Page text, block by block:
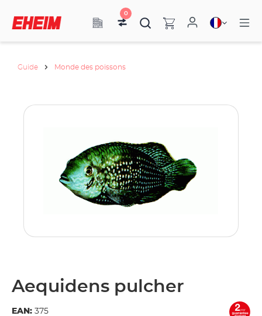
0
Guide Monde des poissons
Aequidens pulcher
EAN: 375